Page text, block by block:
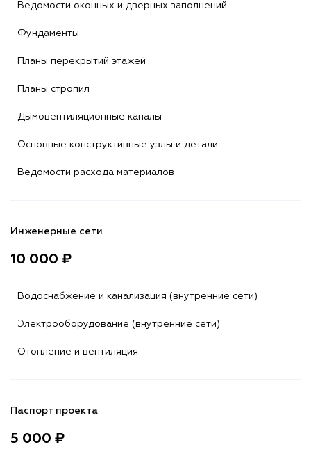
Ведомости оконных и дверных заполнений
Фундаменты
Планы перекрытий этажей
Планы стропил
Дымовентиляционные каналы
Основные конструктивные узлы и детали
Ведомости расхода материалов
Инженерные сети
10 000 ₽
Водоснабжение и канализация (внутренние сети)
Электрооборудование (внутренние сети)
Отопление и вентиляция
Паспорт проекта
5 000 ₽